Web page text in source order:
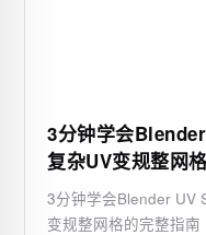
3分钟学会
复杂UV变规整网
3分钟学会Blender UV
变规整网格的完整指